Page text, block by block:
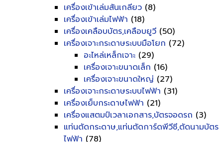
เครื่องเข้าเล่มสันเกลียว (8)
เครื่องเข้าเล่มไฟฟ้า (18)
เครื่องเคลือบบัตร,เคลือบยูวี (50)
เครื่องเจาะกระดาษระบบมือโยก (72)
อะไหล่เหล็กเจาะ (29)
เครื่องเจาะขนาดเล็ก (16)
เครื่องเจาะขนาดใหญ่ (27)
เครื่องเจาะกระดาษระบบไฟฟ้า (31)
เครื่องเย็บกระดาษไฟฟ้า (21)
เครื่องแสตมป์เวลาเอกสาร,บัตรจอดรถ (3)
แท่นตัดกระดาษ,แท่นตัดการ์ดพีวีซี,ตัดนามบัตร
ไฟฟ้า (78)